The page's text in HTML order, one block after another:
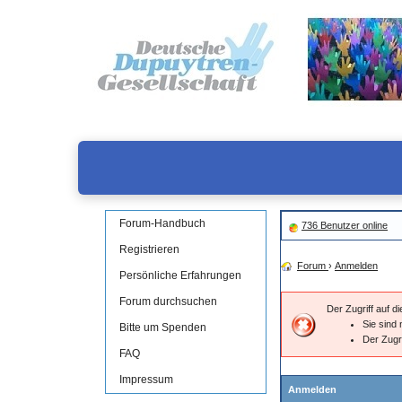
Forum-Handbuch
Registrieren
Persönliche Erfahrungen
Forum durchsuchen
Bitte um Spenden
FAQ
Impressum
736 Benutzer online
Forum › Anmelden
Der Zugriff auf
Sie sind
Der
Anmelden